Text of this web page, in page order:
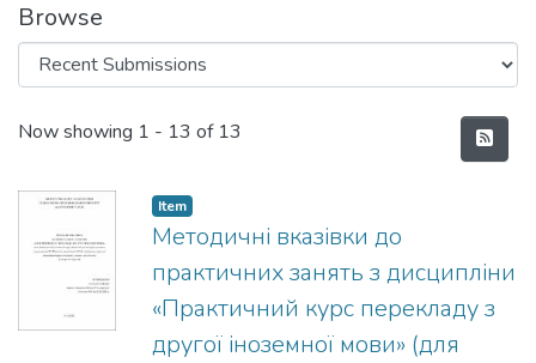
Browse
Recent Submissions
Now showing 1 - 13 of 13
Item
Методичні вказівки до
практичних занять з дисципліни
«Практичний курс перекладу з
другої іноземної мови» (для